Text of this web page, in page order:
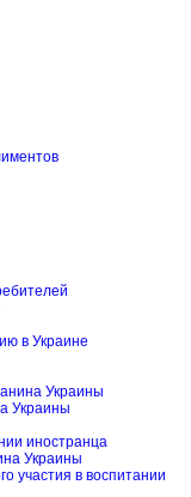
в Украине
Украины
Украины
иностранца
Украины
участия в воспитании